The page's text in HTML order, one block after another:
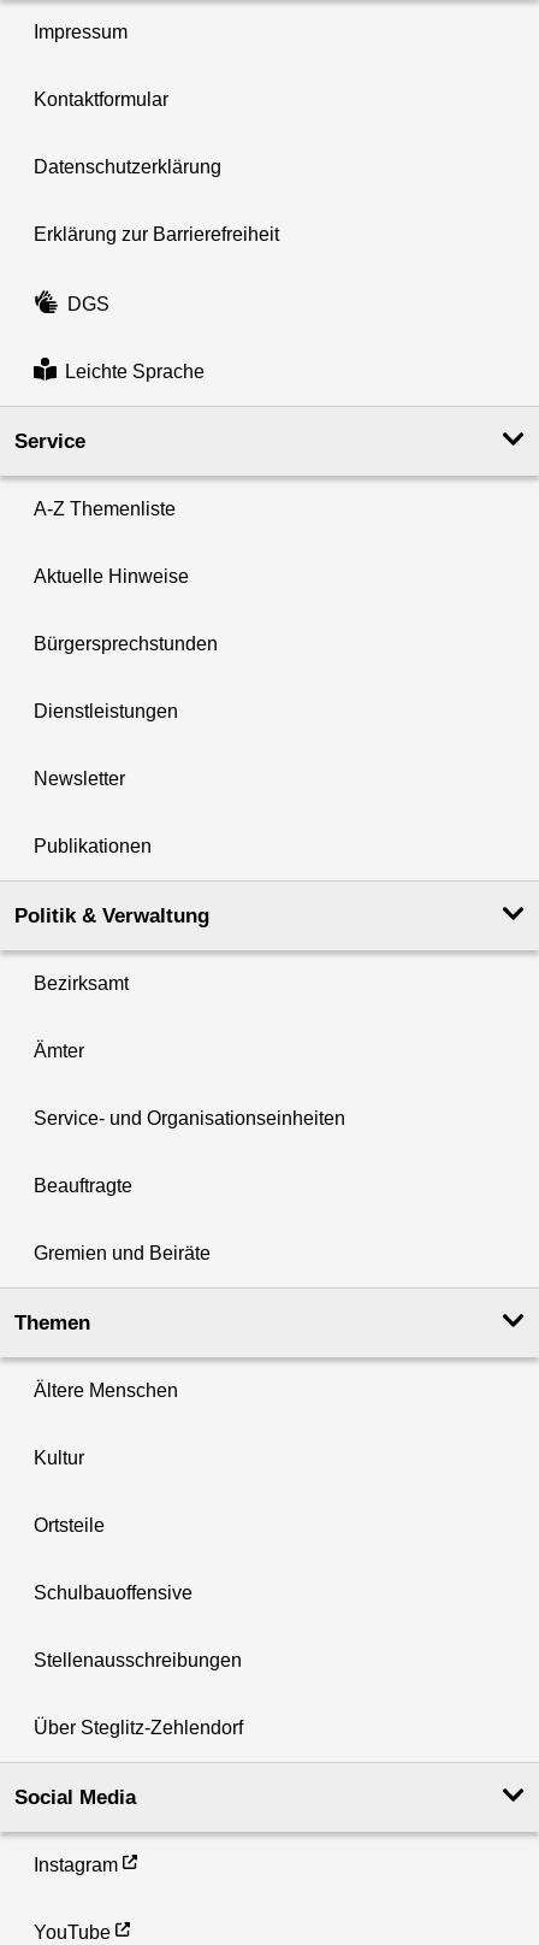
Impressum
Kontaktformular
Datenschutzerklärung
Erklärung zur Barrierefreiheit
DGS
Leichte Sprache
Service
A-Z Themenliste
Aktuelle Hinweise
Bürgersprechstunden
Dienstleistungen
Newsletter
Publikationen
Politik & Verwaltung
Bezirksamt
Ämter
Service- und Organisationseinheiten
Beauftragte
Gremien und Beiräte
Themen
Ältere Menschen
Kultur
Ortsteile
Schulbauoffensive
Stellenausschreibungen
Über Steglitz-Zehlendorf
Social Media
Instagram
YouTube